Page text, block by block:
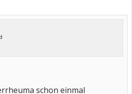
schon einmal